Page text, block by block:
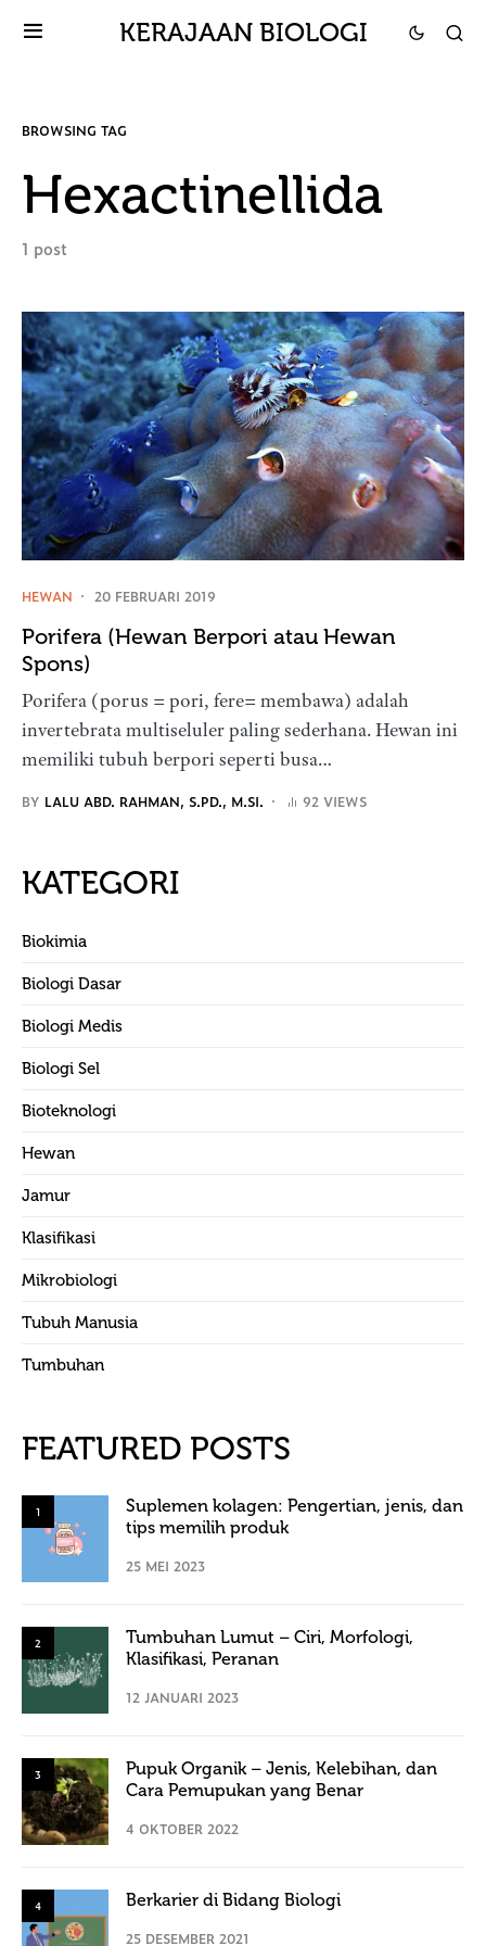
KERAJAAN BIOLOGI
BROWSING TAG
Hexactinellida
1 post
HEWAN 20 FEBRUARI 2019
Porifera (Hewan Berpori atau Hewan
Spons)
Porifera (porus = pori, fere= membawa) adalah
invertebrata multiseluler paling sederhana. Hewan ini
memiliki tubuh berpori seperti busa…
BY LALU ABD. RAHMAN, S.PD., M.SI. 92 VIEWS
KATEGORI
Biokimia
Biologi Dasar
Biologi Medis
Biologi Sel
Bioteknologi
Hewan
Jamur
Klasifikasi
Mikrobiologi
Tubuh Manusia
Tumbuhan
FEATURED POSTS
1
Suplemen kolagen: Pengertian, jenis, dan
tips memilih produk
25 MEI 2023
2
Tumbuhan Lumut – Ciri, Morfologi,
Klasifikasi, Peranan
12 JANUARI 2023
3
Pupuk Organik – Jenis, Kelebihan, dan
Cara Pemupukan yang Benar
4 OKTOBER 2022
4 Berkarier di Bidang Biologi
25 DESEMBER 2021